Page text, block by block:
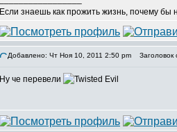
Если знаешь как прожить жизнь, почему бы
Добавлено: Чт Ноя 10, 2011 2:50 pm Заголовок
Ну че перевели